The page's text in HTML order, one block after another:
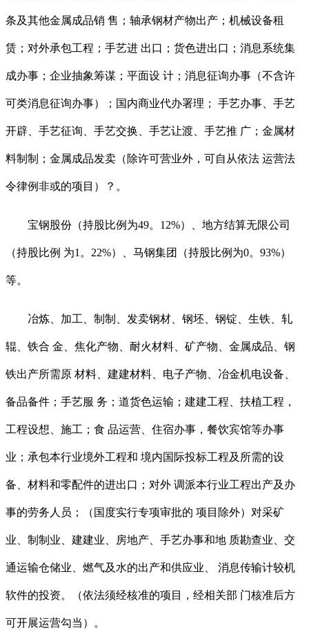
条及其他金属成品销 售；轴承钢材产物出产；机械设备租
赁；对外承包工程；手艺进 出口；货色进出口；消息系统集
成办事；企业抽象筹谋；平面设 计；消息征询办事（不含许
可类消息征询办事）；国内商业代办署理； 手艺办事、手艺
开辟、手艺征询、手艺交换、手艺让渡、手艺推 广；金属材
料制制；金属成品发卖（除许可营业外，可自从依法 运营法
令律例非或的项目）？。
宝钢股份（持股比例为49。12%）、地方结算无限公司
（持股比例 为1。22%）、马钢集团（持股比例为0。93%）
等。
冶炼、加工、制制、发卖钢材、钢坯、钢锭、生铁、轧
辊、铁合 金、焦化产物、耐火材料、矿产物、金属成品、钢
铁出产所需原 材料、建建材料、电子产物、冶金机电设备、
备品备件；手艺服 务；道货色运输；建建工程、扶植工程，
工程设想、施工；食 品运营、住宿办事，餐饮宾馆等办事
业；承包本行业境外工程和 境内国际投标工程及所需的设
备、材料和零配件的进出口；对外 调派本行业工程出产及办
事的劳务人员；（国度实行专项审批的 项目除外）对采矿
业、制制业、建建业、房地产、手艺办事和地 质勘查业、交
通运输仓储业、燃气及水的出产和供应业、 消息传输计较机
软件的投资。（依法须经核准的项目，经相关部 门核准后方
可开展运营勾当）。